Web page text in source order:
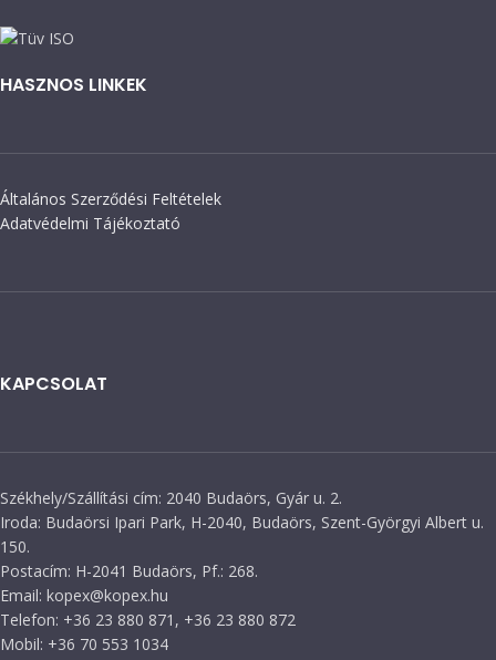
HASZNOS LINKEK
Általános Szerződési Feltételek
Adatvédelmi Tájékoztató
KAPCSOLAT
Székhely/Szállítási cím: 2040 Budaörs, Gyár u. 2.
Iroda: Budaörsi Ipari Park, H-2040, Budaörs, Szent-Györgyi Albert u.
150.
Postacím: H-2041 Budaörs, Pf.: 268.
Email: kopex@kopex.hu
Telefon: +36 23 880 871, +36 23 880 872
Mobil: +36 70 553 1034